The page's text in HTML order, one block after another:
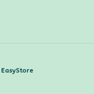
EasyStore